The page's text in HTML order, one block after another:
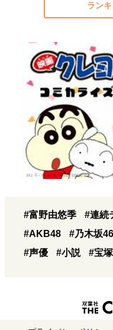
ラン
#富野由悠季 #連続
#AKB48
#乃木坂46
#声優
#小説 #宝